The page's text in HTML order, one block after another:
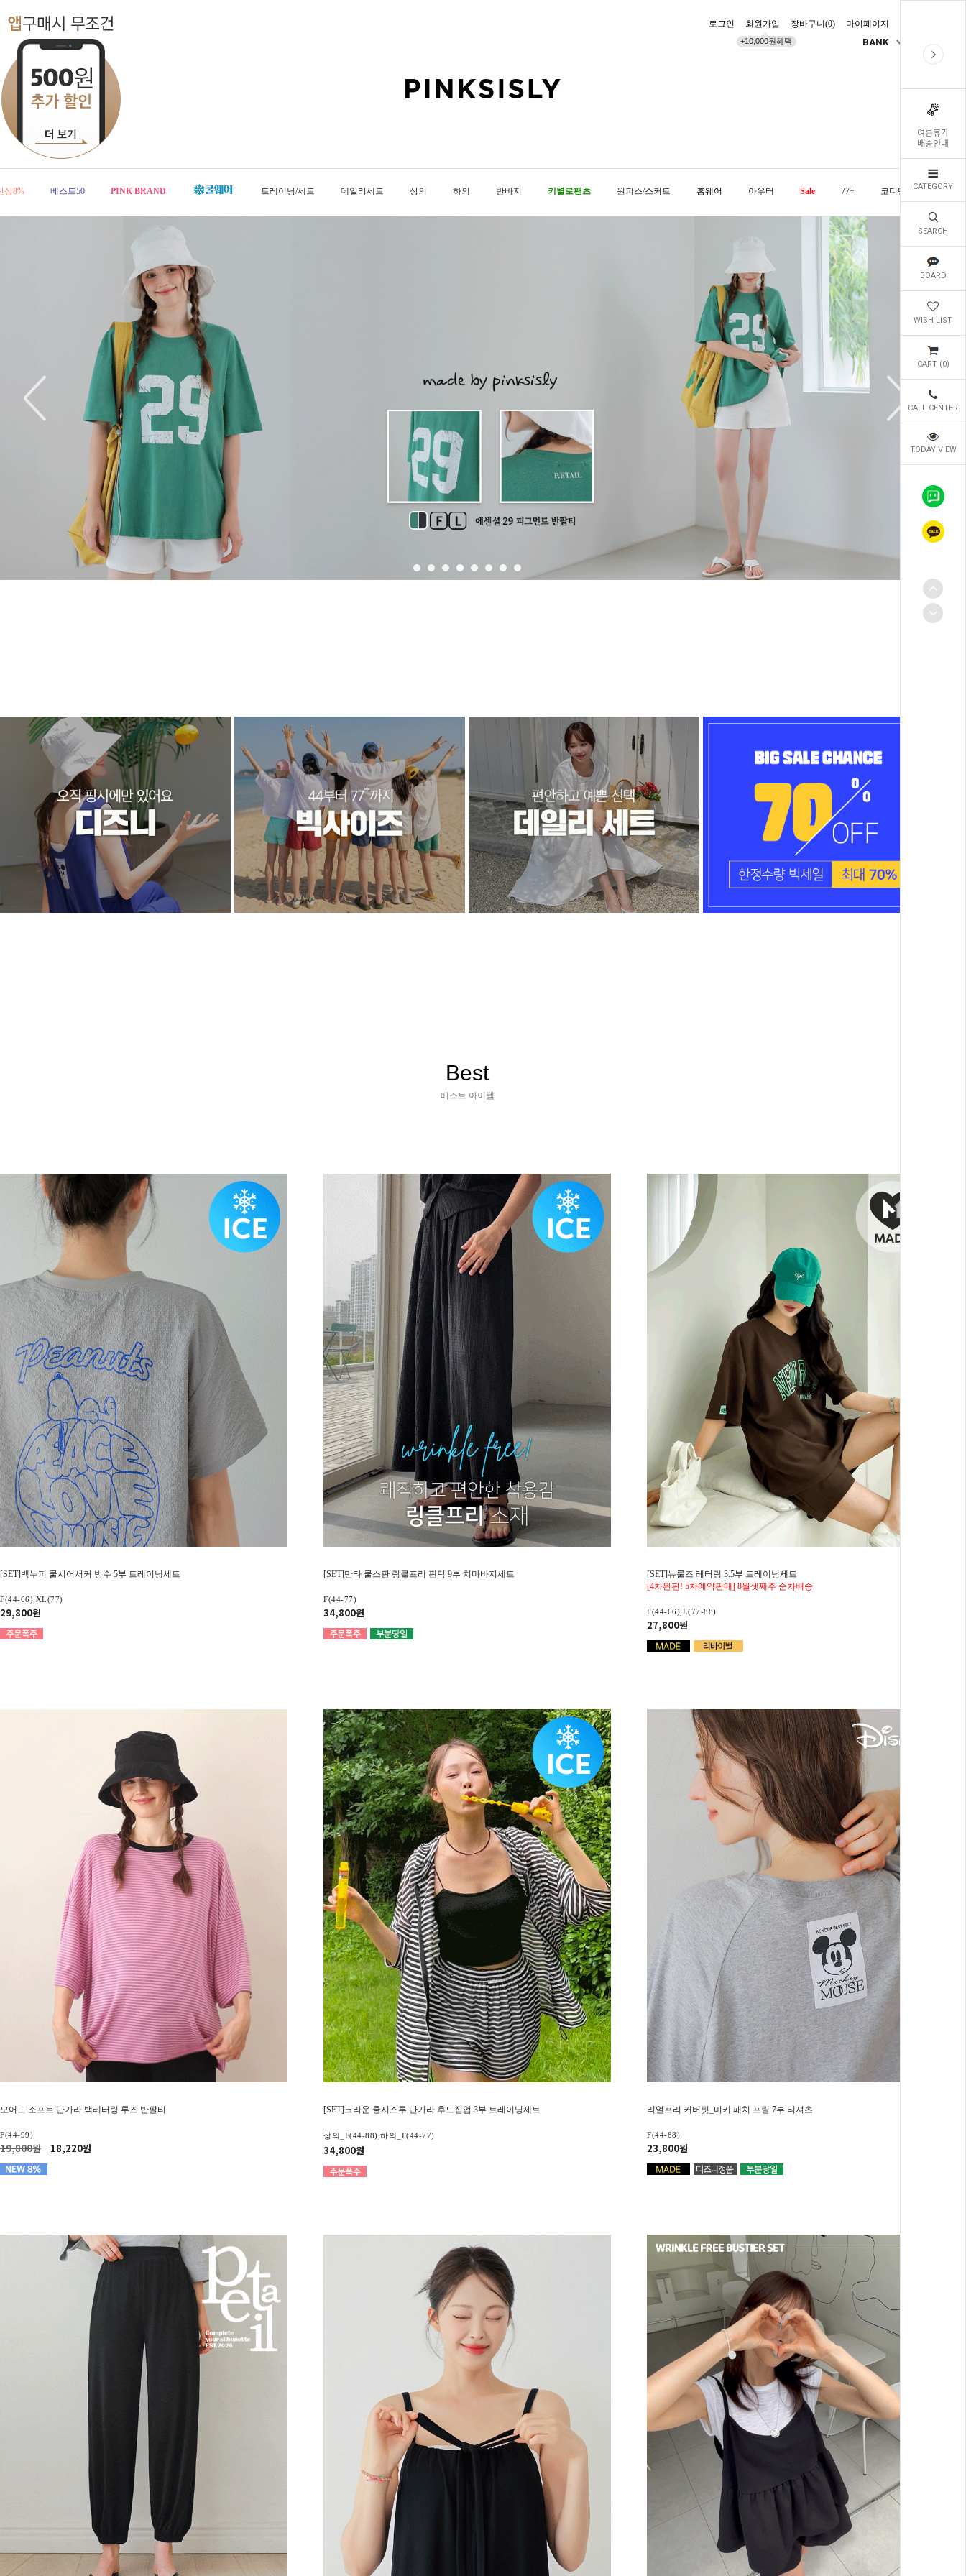
여름휴가
배송안내
CATEGORY
SEARCH
BOARD
WISH LIST
CART (0)
CALL CENTER
TODAY VIEW
로그인 회원가입
+10,000원혜택
장바구니(0) 마이페이지
BANK
상8% 베스트50 PINK BRAND 트레이닝/세트 데일리세트 상의 하의 반바지 키별로팬츠 원피스/스커트 홈웨어 아우터 Sale 77+ 코디템 오늘발송
Best
베스트 아이템
[SET]백누피 쿨시어서커 방수 5부 트레이닝세트
F(44-66),XL(77)
29,800원
[SET]만타 쿨스판 링클프리 핀턱 9부 치마바지세트
F(44-77)
34,800원
[SET]뉴룰즈 레터링 3.5부 트레이닝세트
[4차완판! 5차예약판매] 8월셋째주 순차배송
F(44-66),L(77-88)
27,800원
모어드 소프트 단가라 백레터링 루즈 반팔티
F(44-99)
19,800원 18,220원
[SET]크라운 쿨시스루 단가라 후드집업 3부 트레이닝세트
상의_F(44-88),하의_F(44-77)
34,800원
리얼프리 커버핏_미키 패치 프릴 7부 티셔츠
F(44-88)
23,800원